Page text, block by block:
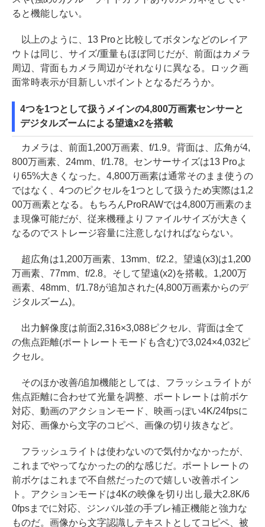
ると機能しない。
以上のように、13 Proと比較してボタンなどのレイア
ウトは同じ、サイズ/重量もほぼ同じだが、前面はカメラ
周辺、背面もカメラ周辺がそれなりに異なる。ロック画
面常時表示が目新しいポイントとなるだろうか。
4つを1つとして扱うメインの4,800万画素センサーと
デジタルズームによる望遠x2を搭載
カメラは、前面1,200万画素、f/1.9。背面は、広角が4,
800万画素、24mm、f/1.78。センサーサイズは13 Proよ
り65%大きくなった。4,800万画素は通常そのまま使うの
ではなく、4つのピクセルを1つとして扱うため実際は1,2
00万画素となる。もちろんProRAWでは4,800万画素のま
ま現像可能だが、従来機種よりファイルサイズが大きく
なるのでストレージ容量に注意しなければならない。
超広角は1,200万画素、13mm、f/2.2。望遠(x3)は1,200
万画素、77mm、f/2.8。そして望遠(x2)を搭載。1,200万
画素、48mm、f/1.78が追加された(4,800万画素からのデ
ジタルズーム)。
出力解像度は前面2,316×3,088ピクセル、背面は全て
の焦点距離(ポートレートモードも含む)で3,024×4,032ピ
クセル。
そのほか改善/追加機能としては、フラッシュライトが
焦点距離に合わせて光量を調整、ポートレートは前ボケ
対応、動画のアクションモード、映画っぽい4K/24fpsに
対応、画像から文字のコピペ、画像の切り抜きなど。
フラッシュライトは使わないので気付かなかったが、
これまでやってなかったの的な感じだ。ポートレートの
前ボケはこれまで不自然だったので嬉しい改善ポイン
ト。アクションモードは4Kの映像を切り出し最大2.8K/6
0fpsまでに対応、ジンバル並の手ブレ補正機能と強力な
ものだ。画像から文字認識しテキストとしてコピペ、被